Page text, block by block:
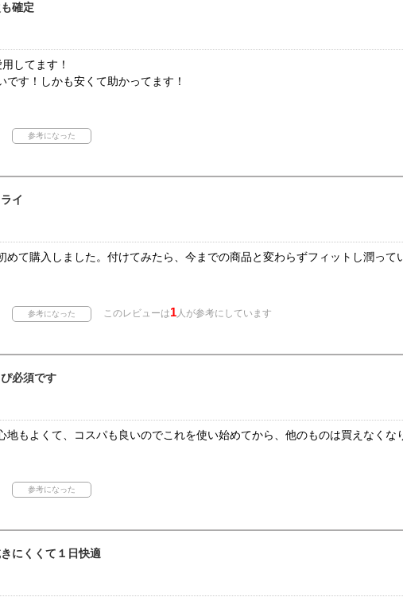
確定
してます！
です！しかも安くて助かってます！
ライ
めて購入しました。付けてみたら、今までの商品と変わらずフィットし潤って
このレビューは1人が参考にしています
ぴ必須です
地もよくて、コスパも良いのでこれを使い始めてから、他のものは買えなくな
にくくて１日快適